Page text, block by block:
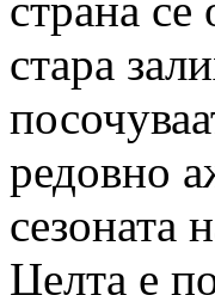
стара
редовно
сезоната
Целта е